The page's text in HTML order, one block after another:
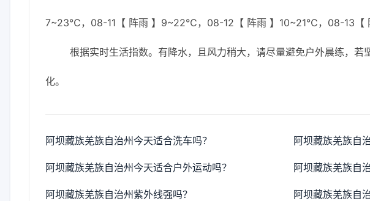
7~23℃，08-11【 阵雨 】9~22℃，08-12【 阵雨 】10~21℃，08-13【
根据实时生活指数。有降水，且风力稍大，请尽量避免户外晨练，
化。
阿坝藏族羌族自治州今天适合洗车吗？ 阿坝藏族羌族自
阿坝藏族羌族自治州今天适合户外运动吗？ 阿坝藏族羌族自
阿坝藏族羌族自治州紫外线强吗？ 阿坝藏族羌族自